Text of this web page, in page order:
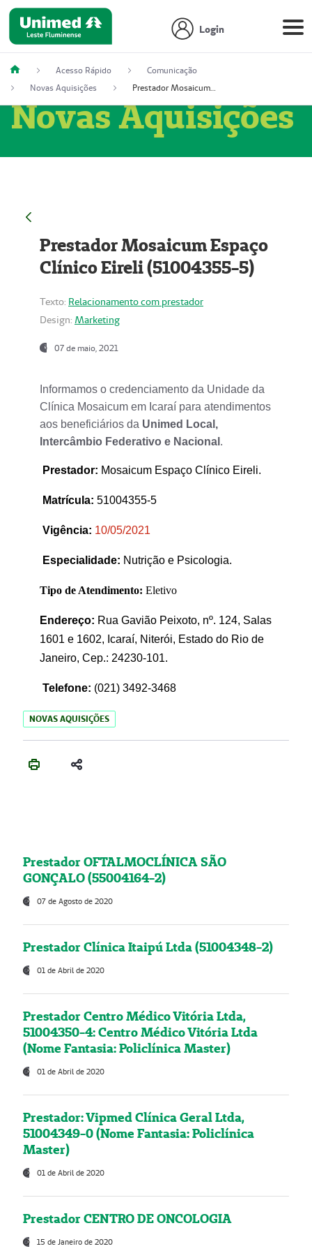
Login
Acesso Rápido
Comunicação
Novas Aquisições
Prestador Mosaicum Espaço Clínico Eireli (51004355-5)
Novas Aquisições
Prestador Mosaicum Espaço
Clínico Eireli (51004355-5)
Texto: Relacionamento com prestador
Design: Marketing
07 de maio, 2021
Informamos o credenciamento da Unidade da
Clínica Mosaicum em Icaraí para atendimentos
aos beneficiários da Unimed Local,
Intercâmbio Federativo e Nacional .
Prestador: Mosaicum Espaço Clínico Eireli.
Matrícula: 51004355-5
Vigência: 10/05/2021
Especialidade: Nutrição e Psicologia.
Tipo de Atendimento: Eletivo
Endereço: Rua Gavião Peixoto, nº. 124, Salas
1601 e 1602, Icaraí, Niterói, Estado do Rio de
Janeiro, Cep.: 24230-101.
Telefone: (021) 3492-3468
NOVAS AQUISIÇÕES
Prestador OFTALMOCLÍNICA SÃO
GONÇALO (55004164-2)
07 de Agosto de 2020
Prestador Clínica Itaipú Ltda (51004348-2)
01 de Abril de 2020
Prestador Centro Médico Vitória Ltda,
51004350-4: Centro Médico Vitória Ltda
(Nome Fantasia: Policlínica Master)
01 de Abril de 2020
Prestador: Vipmed Clínica Geral Ltda,
51004349-0 (Nome Fantasia: Policlínica
Master)
01 de Abril de 2020
Prestador CENTRO DE ONCOLOGIA
15 de Janeiro de 2020